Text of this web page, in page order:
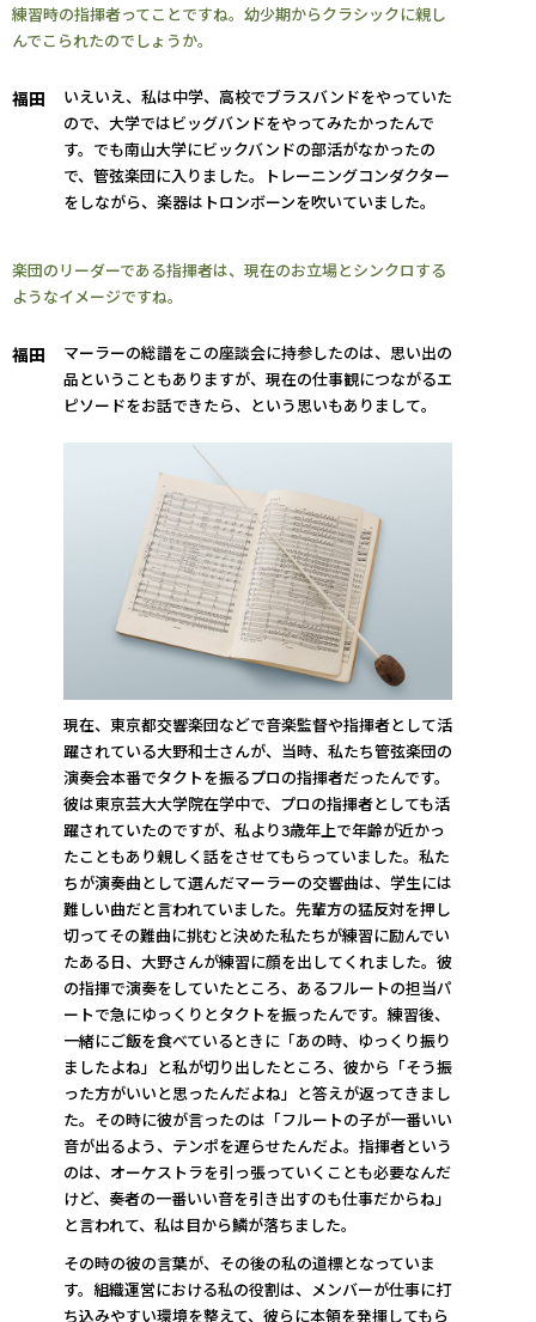
練習時の指揮者ってことですね。幼少期からクラシックに親し
んでこられたのでしょうか。
福田
いえいえ、私は中学、高校でブラスバンドをやっていた
ので、大学ではビッグバンドをやってみたかったんで
す。でも南山大学にビックバンドの部活がなかったの
で、管弦楽団に入りました。トレーニングコンダクター
をしながら、楽器はトロンボーンを吹いていました。
楽団のリーダーである指揮者は、現在のお立場とシンクロする
ようなイメージですね。
福田
マーラーの総譜をこの座談会に持参したのは、思い出の
品ということもありますが、現在の仕事観につながるエ
ピソードをお話できたら、という思いもありまして。
現在、東京都交響楽団などで音楽監督や指揮者として活
躍されている大野和士さんが、当時、私たち管弦楽団の
演奏会本番でタクトを振るプロの指揮者だったんです。
彼は東京芸大大学院在学中で、プロの指揮者としても活
躍されていたのですが、私より3歳年上で年齢が近かっ
たこともあり親しく話をさせてもらっていました。私た
ちが演奏曲として選んだマーラーの交響曲は、学生には
難しい曲だと言われていました。先輩方の猛反対を押し
切ってその難曲に挑むと決めた私たちが練習に励んでい
たある日、大野さんが練習に顔を出してくれました。彼
の指揮で演奏をしていたところ、あるフルートの担当パ
ートで急にゆっくりとタクトを振ったんです。練習後、
一緒にご飯を食べているときに「あの時、ゆっくり振り
ましたよね」と私が切り出したところ、彼から「そう振
った方がいいと思ったんだよね」と答えが返ってきまし
た。その時に彼が言ったのは「フルートの子が一番いい
音が出るよう、テンポを遅らせたんだよ。指揮者という
のは、オーケストラを引っ張っていくことも必要なんだ
けど、奏者の一番いい音を引き出すのも仕事だからね」
と言われて、私は目から鱗が落ちました。
その時の彼の言葉が、その後の私の道標となっていま
す。組織運営における私の役割は、メンバーが仕事に打
ち込みやすい環境を整えて、彼らに本領を発揮してもら